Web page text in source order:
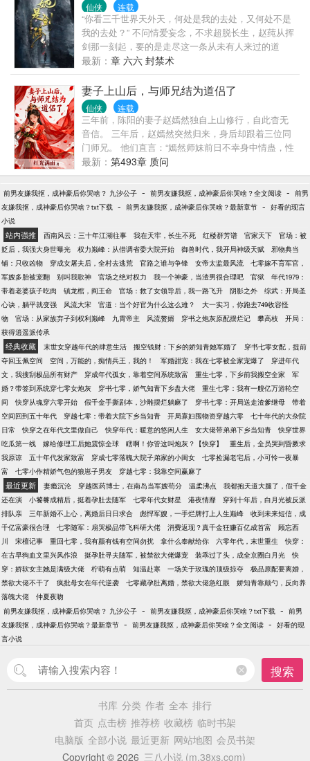
仙侠 连载
“你看三千世界天外天，何处是我的去处，又何处不是
我的去处？” 不问情爱妄念，不求超脱长生，赵莼从挥
剑那一刻起，要的是走尽这一条从未有人来过的道
路，她自己的路。 无cp女主视角修真文，慢热，升级
流
最新： 章 六六 封禁术
妻子上山后，与师兄结为道侣了
仙侠 连载
三年前，陈阳的妻子赵嫣然独自上山修行，自此杳无
音信。 三年后，赵嫣然突然归来，身后却跟着三位同
门师兄。 他们直言：“嫣然师妹前日不幸身中情蛊，性
命垂危，只得由我三人为其解毒。如今，她已与我们
结为道侣。” 原来赵嫣然此次回来，并非为了破镜重
圆，而是向陈阳提出和离，只给他一天时间决断。 深
夜辗转，陈阳难以入眠，原本宿于隔壁的赵嫣然却悄
陈阳，低声问他：“夫君可愿……随我一同上山修行？”
最新： 第493章 质问
前男友嫌我抠，成神豪后你哭啥？ 九汐公子 - 前男友嫌我抠，成神豪后你哭啥？全文阅读 - 前男
友嫌我抠，成神豪后你哭啥？txt下载 - 前男友嫌我抠，成神豪后你哭啥？最新章节 - 好看的现言
小说
站内强推 西南风云：三十年江湖往事 我在天牢，长生不死 红楼群芳谱 官家天下
官场：被
贬后，我强大身世曝光
权力巅峰：从借调省委大院开始 御兽时代，我开局神级天赋
邪物典当
铺：只收凶物
穿成女屠夫后，全村去逃荒 官路之谁与争锋 女帝太监最风流
七零嫁不育军官，
军嫂多胎被宠翻
别叫我歌神 官场之绝对权力 我一个神豪，当渣男很合理吧 官狱
年代1979：
带着老婆孩子吃肉
镇龙棺，阎王命 官场：救了女领导后，我一路飞升 阴影之外
综武：开局圣
心诀，躺平就变强
风流大宋 官道：当个好官为什么这么难？
大一实习，你跑去749收容怪
物
官场：从家族弃子到权利巅峰 九霄帝主 风流赘婿 穿书之炮灰原配摆烂记 攀高枝
开局：
获得逍遥派传承
经典收藏 末世女穿越年代的肆意生活 搬空钱财：下乡的娇知青她军婚了
穿书七零女配，提前
夺回玉佩空间
空间，万能的，痴情兵王，我的！ 军婚甜宠：我在七零被全家宠爆了
穿进年代
文，我搜刮极品所有财产
穿成年代孤女，靠着空间系统致富 重生七零，下乡前我搬空全家
军
婚？带签到系统穿七零女炮灰
穿书七零，娇气知青下乡盘大佬
重生七零：我有一艘亿万游轮空
间
快穿从魂穿六零开始 假千金手撕剧本，沙雕摆烂躺麻了 穿书七零：开局送走渣爹继母
带着
空间回到五十年代
穿越七零：带着大院下乡当知青 开局寡妇囤物资穿越六零
七十年代的大杂院
日常
快穿之在年代文里做自己 快穿年代：暖意的悠闲人生 女大佬带弟弟下乡当知青
快穿世界
吃瓜第一线
嫁给修理工后她震惊全球 瞎啊！你管这叫炮灰？【快穿】
重生后，全员哭到昏厥求
我原谅
五十年代发家致富 穿成七零落魄大院子弟家的小闺女
七零捡漏老宅后，小可怜一夜暴
富
七零小作精娇气包的狼崽子男友 穿越七零：我靠空间赢麻了
最近更新 妻瘾沉沦 穿越医药博士，在南岛当军嫂苟分 温柔沸点
我都抱天道大腿了，假千金
还在演
小饕餮成精后，挺着孕肚去随军 七零年代女财星 港夜情靡
穿到十年后，白月光被反派
排队亲
三年新婚不上心，离婚后日日求合 彪悍军嫂，一手烂牌打上人生巅峰
收到未来短信，成
千亿富豪很合理
七零随军：扇哭极品带飞科研大佬 消费返现？真千金狂赚百亿成首富
顾忘西
川
宋檀记事 重回七零，我有颜有钱有空间勿扰 拿什么奉献给你 六零年代，末世重生
快穿：
在古早狗血文里兴风作浪
挺孕肚寻夫随军，被禁欲大佬爆宠 装乖过了头，成全京圈白月光
快
穿：娇软女主她是满级大佬
柠萌有点萌 知温赴寒 一场关于玫瑰的顶级掠夺
极品原配要离婚，
禁欲大佬不干了
疯批母女在年代逆袭 七零藏孕肚离婚，禁欲大佬急红眼
娇知青靠颠勺，反向养
落魄大佬
仲夏夜吻
前男友嫌我抠，成神豪后你哭啥？ 九汐公子 - 前男友嫌我抠，成神豪后你哭啥？txt下载 - 前男
友嫌我抠，成神豪后你哭啥？最新章节 - 前男友嫌我抠，成神豪后你哭啥？全文阅读 - 好看的现
言小说
搜索
书库 分类 作者 全本 排行
首页 点击榜 推荐榜 收藏榜 临时书架
电脑版 全部小说 最近更新 网站地图 会员书架
Copyright © 2026 三八小说 (m.38xs.com)